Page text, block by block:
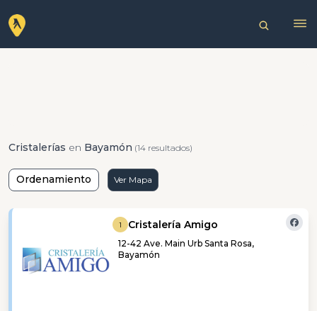
Cristalerías en Bayamón (14 resultados)
Ordenamiento Ver Mapa
1 Cristalería Amigo
12-42 Ave. Main Urb Santa Rosa,
Bayamón